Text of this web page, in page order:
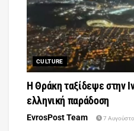
CULTURE
Η Θράκη ταξίδεψε στην
ελληνική παράδοση
EvrosPost Team 7